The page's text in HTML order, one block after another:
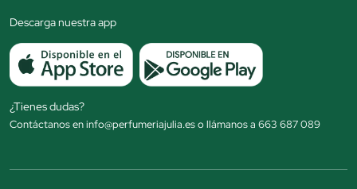
Descarga nuestra app
¿Tienes dudas?
Contáctanos en info@perfumeriajulia.es o llámanos a 663 687 089